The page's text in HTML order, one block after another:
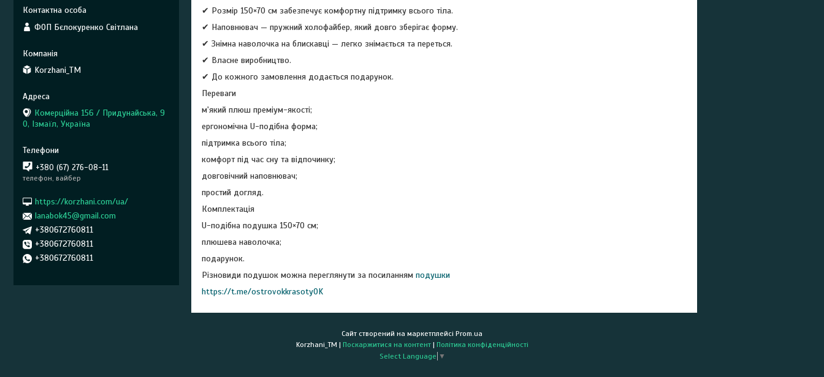
✔ Розмір 150×70 см забезпечує комфортну підтримку всього тіла.
✔ Наповнювач — пружний холофайбер, який довго зберігає форму.
✔ Знімна наволочка на блискавці — легко знімається та переться.
✔ Власне виробництво.
✔ До кожного замовлення додається подарунок.
Переваги
м'який плюш преміум-якості;
ергономічна U-подібна форма;
підтримка всього тіла;
комфорт під час сну та відпочинку;
довговічний наповнювач;
простий догляд.
Комплектація
U-подібна подушка 150×70 см;
плюшева наволочка;
подарунок.
Різновиди подушок можна переглянути за посиланням подушки
https://t.me/ostrovokkrasotyOK
ФОП Бєлокуренко Світлана
Korzhani_TM
Комерційна 156 / Придунайська, 9
0, Ізмаїл, Україна
+380 (67) 276-08-11
телефон, вайбер
https://korzhani.com/ua/
lanabok45@gmail.com
+380672760811
+380672760811
+380672760811
Сайт створений на маркетплейсі Prom.ua
Korzhani_TM | Поскаржитися на контент | Політика конфіденційності
Select Language ▼